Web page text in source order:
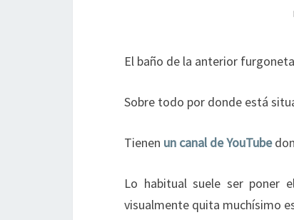
El baño de la anterior
Sobre todo por donde está
Tienen un canal de YouTube
Lo habitual suele ser poner
visualmente quita muchísimo